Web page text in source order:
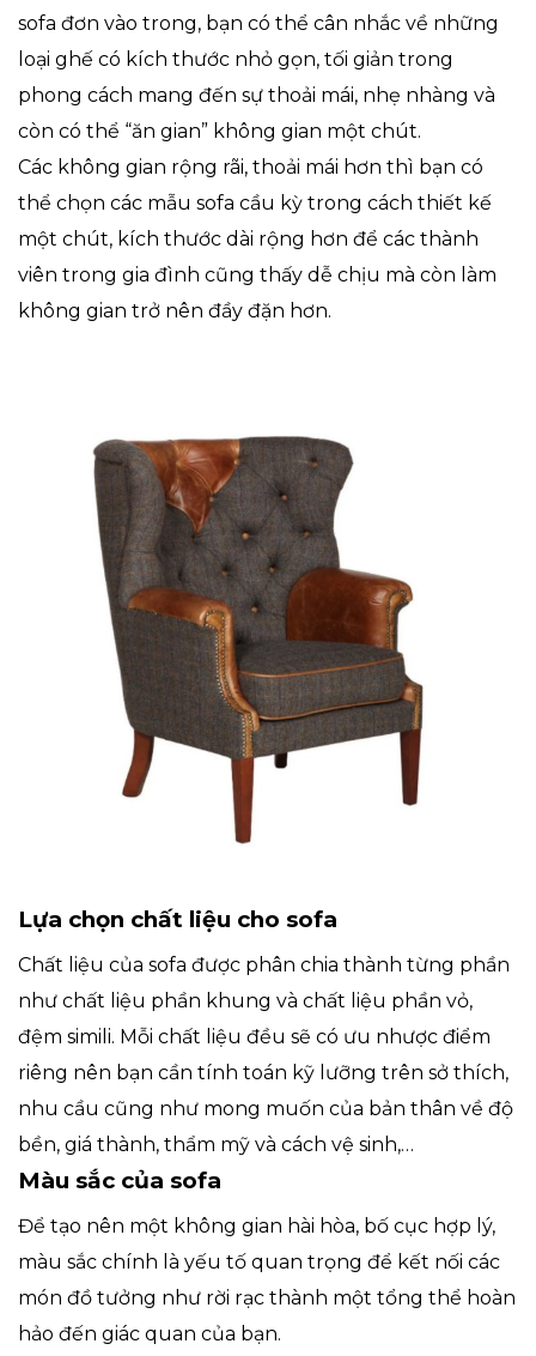
sofa đơn vào trong, bạn có thể cân nhắc về những
loại ghế có kích thước nhỏ gọn, tối giản trong
phong cách mang đến sự thoải mái, nhẹ nhàng và
còn có thể “ăn gian” không gian một chút.
Các không gian rộng rãi, thoải mái hơn thì bạn có
thể chọn các mẫu sofa cầu kỳ trong cách thiết kế
một chút, kích thước dài rộng hơn để các thành
viên trong gia đình cũng thấy dễ chịu mà còn làm
không gian trở nên đầy đặn hơn.
Lựa chọn chất liệu cho sofa
Chất liệu của sofa được phân chia thành từng phần
như chất liệu phần khung và chất liệu phần vỏ,
đệm simili. Mỗi chất liệu đều sẽ có ưu nhược điểm
riêng nên bạn cần tính toán kỹ lưỡng trên sở thích,
nhu cầu cũng như mong muốn của bản thân về độ
bền, giá thành, thẩm mỹ và cách vệ sinh,…
Màu sắc của sofa
Để tạo nên một không gian hài hòa, bố cục hợp lý,
màu sắc chính là yếu tố quan trọng để kết nối các
món đồ tưởng như rời rạc thành một tổng thể hoàn
hảo đến giác quan của bạn.